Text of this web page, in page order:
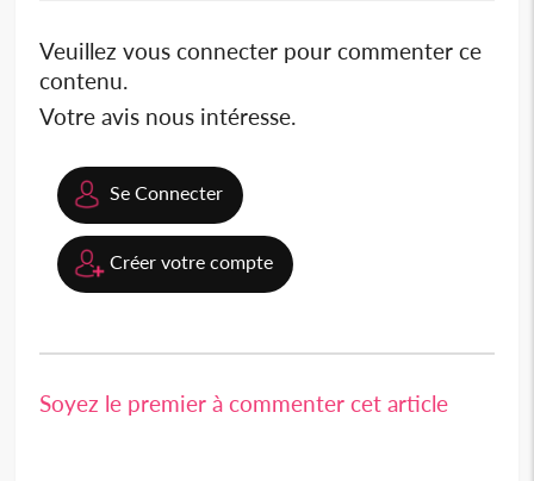
Veuillez vous connecter pour commenter ce
contenu.
Votre avis nous intéresse.
Se Connecter
Créer votre compte
Soyez le premier à commenter cet article